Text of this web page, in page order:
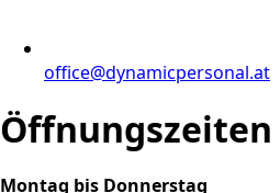
office@dynamicpersonal.at
Öffnungszeiten
Montag bis Donnerstag